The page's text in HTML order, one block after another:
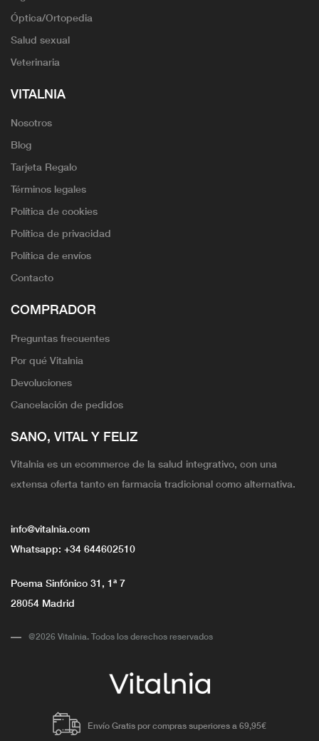
Óptica/Ortopedia
Salud sexual
Veterinaria
VITALNIA
Nosotros
Blog
Tarjeta Regalo
Términos legales
Política de cookies
Política de privacidad
Política de envíos
Contacto
COMPRADOR
Preguntas frecuentes
Por qué Vitalnia
Devoluciones
Cancelación de pedidos
SANO, VITAL Y FELIZ
Vitalnia es un ecommerce de la salud integrativo, con una
extensa oferta tanto en farmacia tradicional como alternativa.
info@vitalnia.com
Whatsapp: +34 644602510
Poema Sinfónico 31, 1ª 7
28054 Madrid
@2026 Vitalnia. Todos los derechos reservados
Envío Gratis por compras superiores a 69,95€